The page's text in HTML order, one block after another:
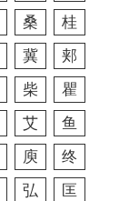
桑
桂
冀
郏
柴
瞿
艾
鱼
庾
终
弘
匡